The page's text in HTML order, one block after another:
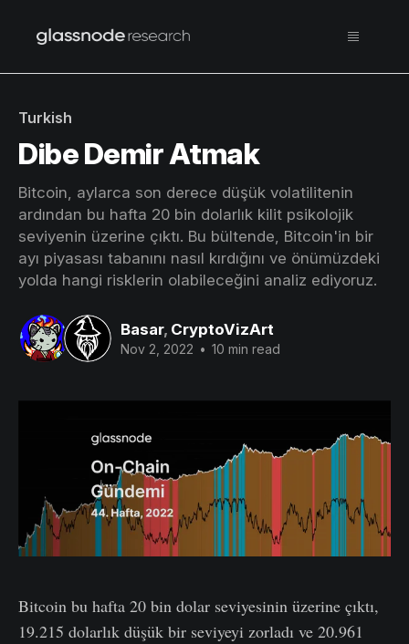
Turkish
Dibe Demir Atmak
Bitcoin, aylarca son derece düşük volatilitenin
ardından bu hafta 20 bin dolarlık kilit psikolojik
seviyenin üzerine çıktı. Bu bültende, Bitcoin'in bir
ayı piyasası tabanını nasıl kırdığını ve önümüzdeki
yolda hangi risklerin olabileceğini analiz ediyoruz.
Basar, CryptoVizArt
Nov 2, 2022 • 10 min read
Bitcoin bu hafta 20 bin dolar seviyesinin üzerine çıktı,
19.215 dolarlık düşük bir seviyeyi zorladı ve 20.961